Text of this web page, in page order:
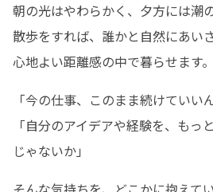
朝の光はやわらかく、夕方には潮
散歩をすれば、誰かと自然にあい
心地よい距離感の中で暮らせます。
「今の仕事、このまま続けていい
「自分のアイデアや経験を、もっ
じゃないか」